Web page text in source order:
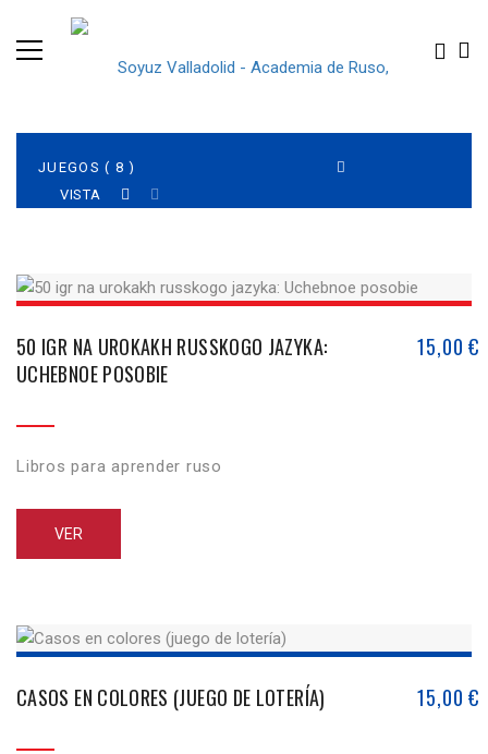
VISTA
50 IGR NA UROKAKH RUSSKOGO JAZYKA:
UCHEBNOE POSOBIE
15,00€
Libros para aprender ruso
VER
CASOS EN COLORES (JUEGO DE LOTERÍA) 15,00€